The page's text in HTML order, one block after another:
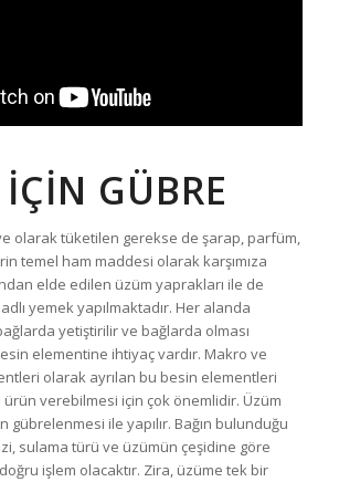
GÜBRE
olarak tüketilen gerekse de şarap, parfüm,
temel ham maddesi olarak karşımıza
elde edilen üzüm yaprakları ile de
yemek yapılmaktadır. Her alanda
yetiştirilir ve bağlarda olması
elementine ihtiyaç vardır. Makro ve
olarak ayrılan bu besin elementleri
ürün verebilmesi için çok önemlidir. Üzüm
gübrelenmesi ile yapılır. Bağın bulunduğu
sulama türü ve üzümün çeşidine göre
işlem olacaktır. Zira, üzüme tek bir